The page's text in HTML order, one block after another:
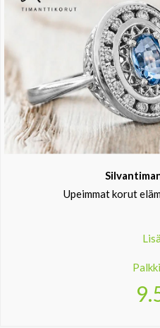
Upeimmat korut